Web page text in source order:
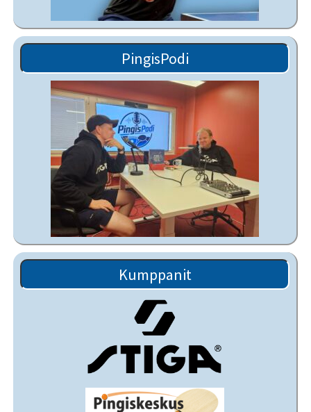
PingisPodi
Kumppanit